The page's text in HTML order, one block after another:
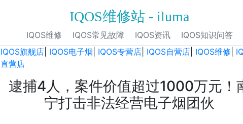
IQOS维修站 - iluma
IQOS维修 IQOS常见故障 IQOS资讯
IQOS知识问答
IQOS旗舰店 IQOS电子烟 IQOS专营店 IQOS自营店 IQOS维修
直营店
逮捕4人，案件价值超过1000万元！
宁打击非法经营电子烟团伙